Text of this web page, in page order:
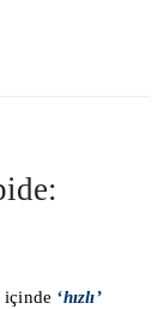
içinde ‘hızlı’